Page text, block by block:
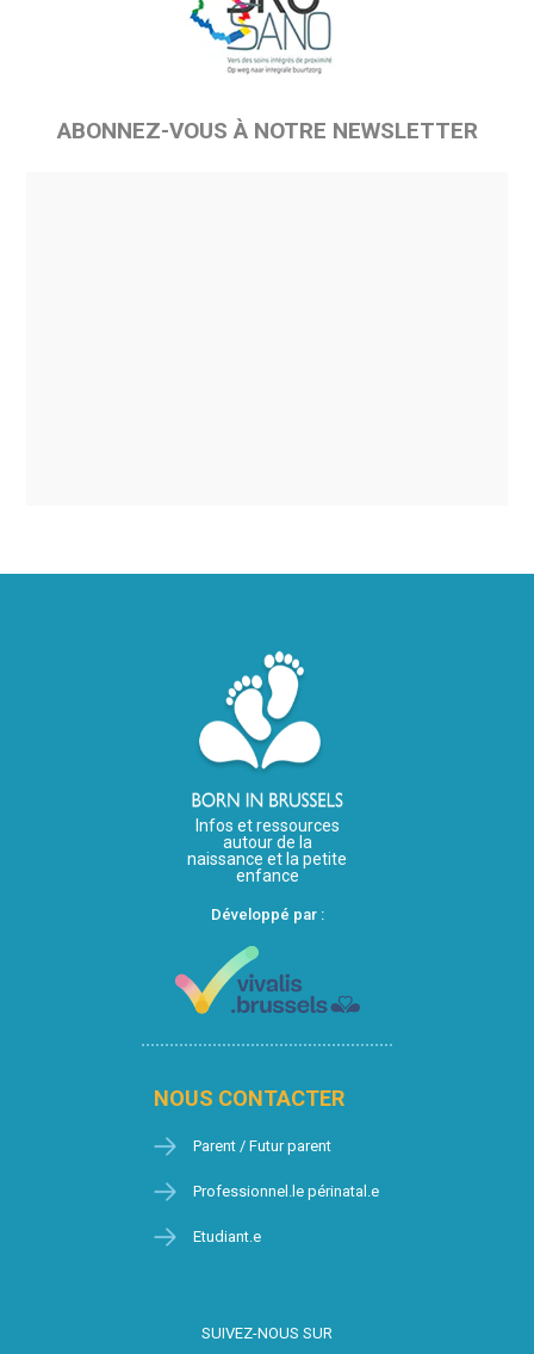
ABONNEZ-VOUS À NOTRE NEWSLETTER
Infos et ressources
autour de la
naissance et la petite
enfance
Développé par :
NOUS CONTACTER
Parent / Futur parent
Professionnel.le périnatal.e
Etudiant.e
SUIVEZ-NOUS SUR